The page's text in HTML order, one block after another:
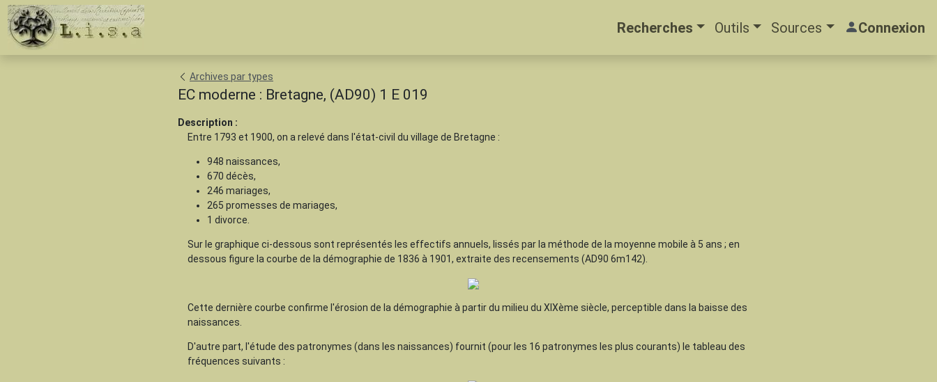
Recherches Outils Sources Connexion
Archives par types
EC moderne : Bretagne, (AD90) 1 E 019
Description :
Entre 1793 et 1900, on a relevé dans l'état-civil du village de Bretagne :
948 naissances,
670 décès,
246 mariages,
265 promesses de mariages,
1 divorce.
Sur le graphique ci-dessous sont représentés les effectifs annuels, lissés par la méthode de la moyenne mobile à 5 ans ; en
dessous figure la courbe de la démographie de 1836 à 1901, extraite des recensements (AD90 6m142).
Cette dernière courbe confirme l'érosion de la démographie à partir du milieu du XIXème siècle, perceptible dans la baisse des
naissances.
D'autre part, l'étude des patronymes (dans les naissances) fournit (pour les 16 patronymes les plus courants) le tableau des
fréquences suivants :